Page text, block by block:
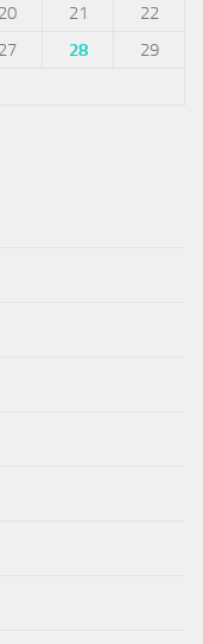
20 21
22
27 28
29